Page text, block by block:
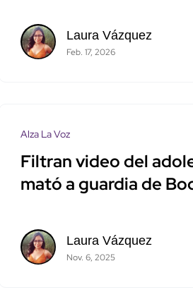
Laura Vázquez
Feb. 17, 2026
Alza La Voz
Filtran video del
mató a guardia de
Laura Vázquez
Nov. 6, 2025